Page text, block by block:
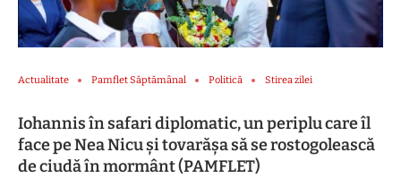
Actualitate Pamflet Săptămânal Politică Stirea zilei
Iohannis în safari diplomatic, un periplu care îl
face pe Nea Nicu și tovarășa să se rostogolească
de ciudă în mormânt (PAMFLET)